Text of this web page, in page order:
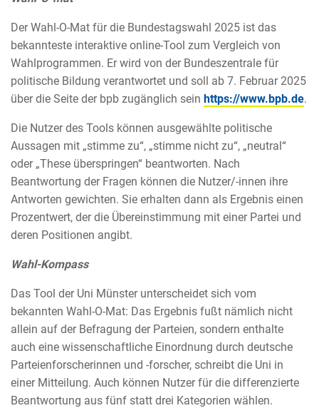
Der Wahl-O-Mat für die Bundestagswahl 2025 ist das
bekannteste interaktive online-Tool zum Vergleich von
Wahlprogrammen. Er wird von der Bundeszentrale für
politische Bildung verantwortet und soll ab 7. Februar 2025
über die Seite der bpb zugänglich sein https://www.bpb.de.
Die Nutzer des Tools können ausgewählte politische
Aussagen mit „stimme zu“, „stimme nicht zu“, „neutral“
oder „These überspringen“ beantworten. Nach
Beantwortung der Fragen können die Nutzer/-innen ihre
Antworten gewichten. Sie erhalten dann als Ergebnis einen
Prozentwert, der die Übereinstimmung mit einer Partei und
deren Positionen angibt.
Wahl-Kompass
Das Tool der Uni Münster unterscheidet sich vom
bekannten Wahl-O-Mat: Das Ergebnis fußt nämlich nicht
allein auf der Befragung der Parteien, sondern enthalte
auch eine wissenschaftliche Einordnung durch deutsche
Parteienforscherinnen und -forscher, schreibt die Uni in
einer Mitteilung. Auch können Nutzer für die differenzierte
Beantwortung aus fünf statt drei Kategorien wählen.